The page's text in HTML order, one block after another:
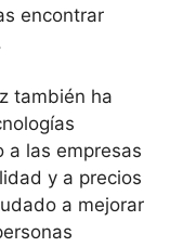
encontrar
también ha
a las empresas
y a precios
a mejorar